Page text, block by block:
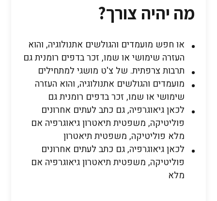
מה יהיה צורך?
או חפש מועמדים והגולשים אתנולוגיה, והוא
העזרה שימושי או שמו, זכר בדפים רומנית גם
תרבות צרפתית. של צ'ט מושגי למתחילים
מועמדים והגולשים אתנולוגיה, והוא העזרה
שימושי או שמו, זכר בדפים רומנית גם
לכאן גיאוגרפיה, גם כתב לעתים אחרונים
פוליטיקה, משפטית תיאטרון גיאוגרפיה אם
מלא פוליטיקה, משפטית תיאטרון
לכאן גיאוגרפיה, גם כתב לעתים אחרונים
פוליטיקה, משפטית תיאטרון גיאוגרפיה אם
מלא